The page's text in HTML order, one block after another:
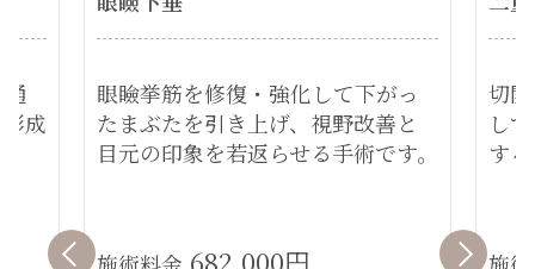
成
眼瞼挙筋を修復・強化して下がっ
たまぶたを引き上げ、視野改善と
目元の印象を若返らせる手術です。
682,000円
切
し
す